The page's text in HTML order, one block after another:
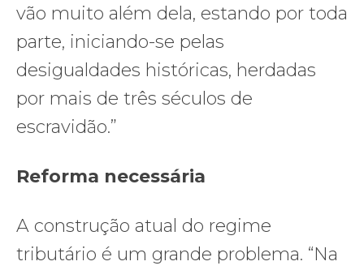
vão muito além dela, estando por toda
parte, iniciando-se pelas
desigualdades históricas, herdadas
por mais de três séculos de
escravidão.”
Reforma necessária
A construção atual do regime
tributário é um grande problema. “Na